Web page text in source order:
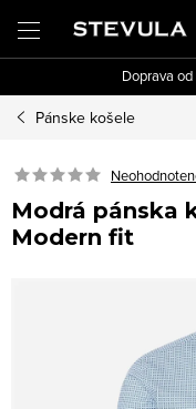
obsah
Doprava
Pánske košele
Modrá pánska
Modern fit